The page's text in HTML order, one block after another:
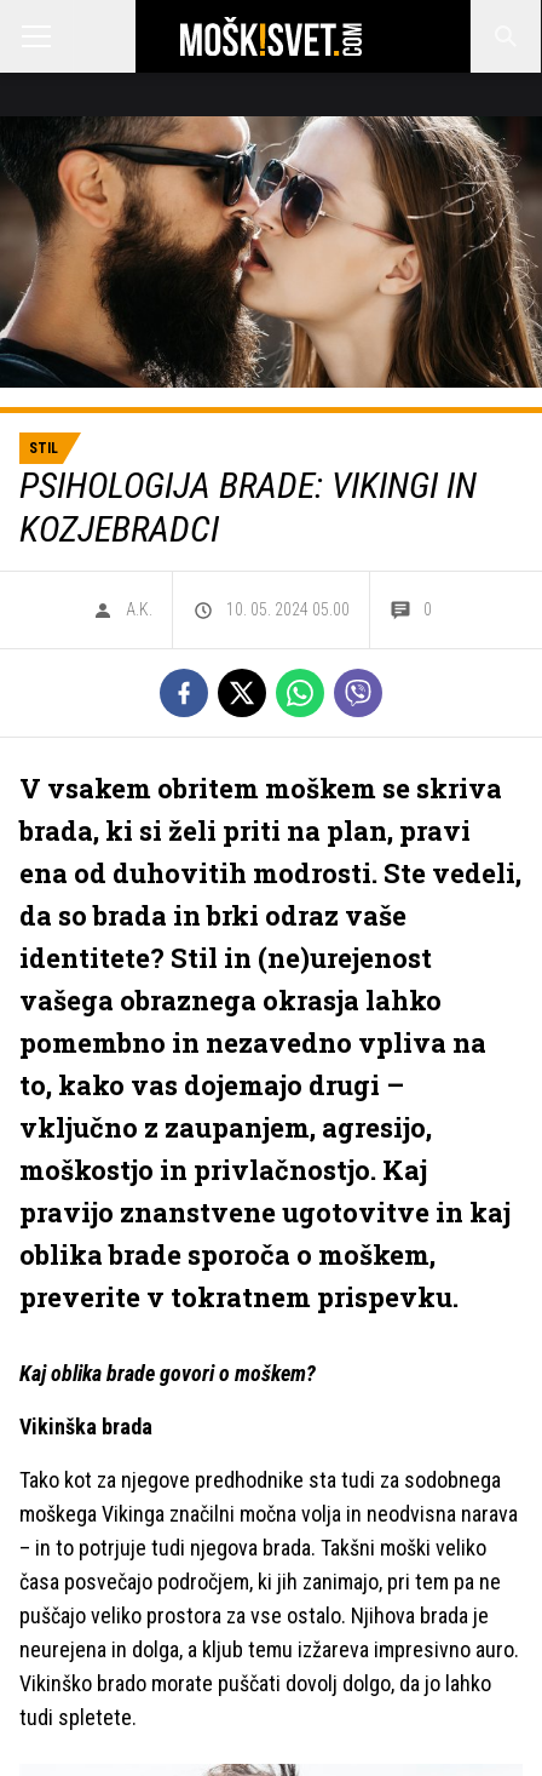
STIL
PSIHOLOGIJA BRADE: VIKINGI IN
KOZJEBRADCI
A.K. 10. 05. 2024 05.00 0
V vsakem obritem moškem se skriva
brada, ki si želi priti na plan, pravi
ena od duhovitih modrosti. Ste vedeli,
da so brada in brki odraz vaše
identitete? Stil in (ne)urejenost
vašega obraznega okrasja lahko
pomembno in nezavedno vpliva na
to, kako vas dojemajo drugi –
vključno z zaupanjem, agresijo,
moškostjo in privlačnostjo. Kaj
pravijo znanstvene ugotovitve in kaj
oblika brade sporoča o moškem,
preverite v tokratnem prispevku.
Kaj oblika brade govori o moškem?
Vikinška brada
Tako kot za njegove predhodnike sta tudi za sodobnega
moškega Vikinga značilni močna volja in neodvisna narava
– in to potrjuje tudi njegova brada. Takšni moški veliko
časa posvečajo področjem, ki jih zanimajo, pri tem pa ne
puščajo veliko prostora za vse ostalo. Njihova brada je
neurejena in dolga, a kljub temu izžareva impresivno auro.
Vikinško brado morate puščati dovolj dolgo, da jo lahko
tudi spletete.